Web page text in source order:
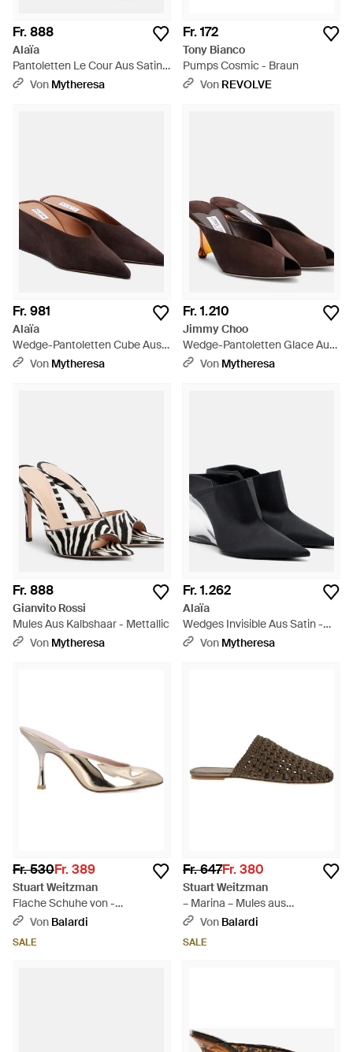
Fr. 888
Alaïa
Pantoletten Le Cour Aus Satin -
BlauVon Mytheresa
Fr. 172
Tony Bianco
Pumps Cosmic - Braun
Von REVOLVE
Fr. 981
Alaïa
Wedge-Pantoletten Cube Aus
Veloursleder - Braun
Von Mytheresa
Fr. 1.210
Jimmy Choo
Wedge-Pantoletten Glace Aus
Veloursleder - Braun
Von Mytheresa
Fr. 888
Gianvito Rossi
Mules Aus Kalbshaar - Mettallic
Von Mytheresa
Fr. 1.262
Alaïa
Wedges Invisible Aus Satin -
Schwarz
Von Mytheresa
Fr. 530Fr. 389
Stuart Weitzman
Flache Schuhe von -
Mehrfarbig
Von Balardi
SALE
Fr. 647Fr. 380
Stuart Weitzman
– Marina – Mules aus
gewebtem Satin mit spitzer
Von Balardi
SALE